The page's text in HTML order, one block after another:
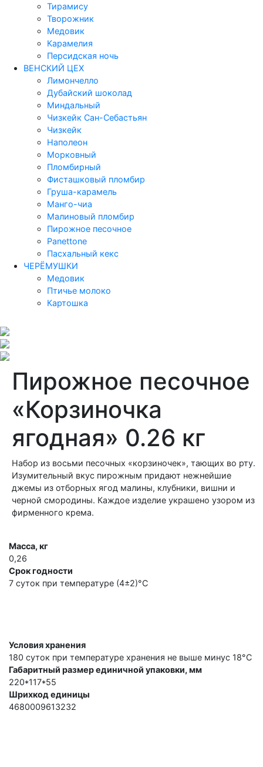
Тирамису
Творожник
Медовик
Карамелия
Персидская ночь
ВЕНСКИЙ ЦЕХ
Лимончелло
Дубайский шоколад
Миндальный
Чизкейк Сан-Себастьян
Чизкейк
Наполеон
Морковный
Пломбирный
Фисташковый пломбир
Груша-карамель
Манго-чиа
Малиновый пломбир
Пирожное песочное
Panettone
Пасхальный кекс
ЧЕРЁМУШКИ
Медовик
Птичье молоко
Картошка
Пирожное песочное
«Корзиночка
ягодная» 0.26 кг
Набор из восьми песочных «корзиночек», тающих во рту.
Изумительный вкус пирожным придают нежнейшие
джемы из отборных ягод малины, клубники, вишни и
черной смородины. Каждое изделие украшено узором из
фирменного крема.
Масса, кг
0,26
Срок годности
7 суток при температуре (4±2)°С
Условия хранения
180 суток при температуре хранения не выше минус 18°С
Габаритный размер единичной упаковки, мм
220*117*55
Шрихкод единицы
4680009613232